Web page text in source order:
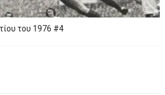
του 1976 #4